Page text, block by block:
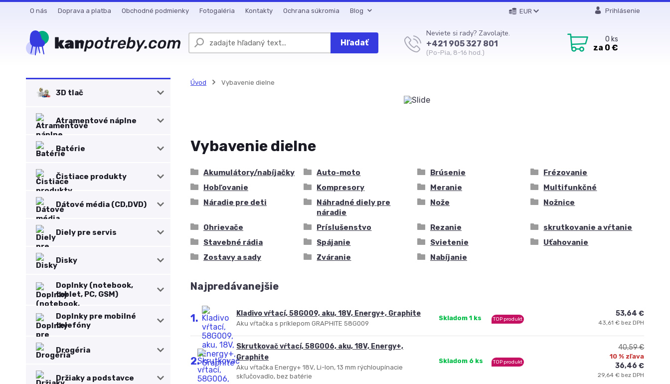
O nás Doprava a platba Obchodné podmienky Fotogaléria Kontakty Ochrana súkromia Blog EUR Prihlásenie
Hľadať
Neviete si rady? Zavolajte.
+421 905 327 801
(Po-Pia, 8-16 hod.)
0 ks
za 0 €
3D tlač
Atramentové náplne
Batérie
Čistiace produkty
Dátové média (CD,DVD)
Diely pre servis
Disky
Doplnky (notebook,
tablet, PC, GSM)
Doplnky pre mobilné
telefóny
Drogéria
Držiaky a podstavce
Úvod Vybavenie dielne
Vybavenie dielne
Akumulátory/nabíjačky Auto-moto Brúsenie
Frézovanie
Hobľovanie
Kompresory Meranie
Multifunkčné
Náradie pre deti
Náhradné diely pre
náradie
Nože Nožnice
Ohrievače Príslušenstvo Rezanie
skrutkovanie a vŕtanie
Stavebné rádia
Spájanie Svietenie
Uťahovanie
Zostavy a sady
Zváranie Nabíjanie
Najpredávanejšie
1. Kladivo vŕtací, 58G009, aku, 18V, Energy+, Graphite
Aku vŕtačka s príklepom GRAPHITE 58G009
Skladom 1 ks TOP produkt
53,64 €
43,61 € bez DPH
2.
Skrutkovač vŕtací, 58G006, aku, 18V, Energy+,
Graphite
Aku vŕtačka Energy+ 18V, Li-Ion, 13 mm rýchloupínacie
skľučovadlo, bez batérie
Skladom 6 ks TOP produkt
40,59 €
10 % zľava
36,46 €
29,64 € bez DPH